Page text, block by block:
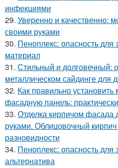
инфекциями
29. Уверенно и качественно:
своими руками
30. Пеноплекс: опасность
материал
31. Стильный и долговечный:
металлическом сайдинге для
32. Как правильно установить
фасадную панель:
33. Отделка кирпичом фасада
руками. Облицовочный
разновидности
34. Пеноплекс: опасность для
альтернатива